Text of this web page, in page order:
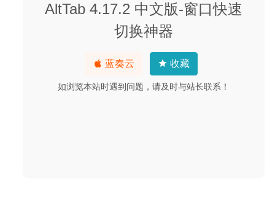
AltTab 4.17.2 中文版-窗口快速
切换神器
蓝奏云 收藏
如浏览本站时遇到问题，请及时与站长联系！
火车山谷世界(Train Valley World) 1.8.8 中文版-引人入胜的
2025-05-22
Downie 4.0.6 for Mac中文版-视频网站视频下载工具
Luxion Keyshot Pro 9.3.14 中文版-强大的3D动画渲染制作